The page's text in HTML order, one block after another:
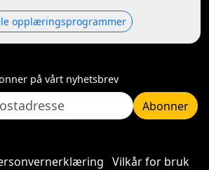
opplæringsprogrammer
på vårt nyhetsbrev
Abonner
Vilkår for bruk